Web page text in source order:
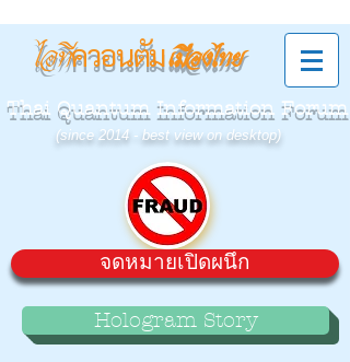
ไอทีควอนตัมเมืองไทย
Thai Quantum Information Forum
(since 2014 - best view on desktop)
จดหมายเปิดผนึก
Hologram Story